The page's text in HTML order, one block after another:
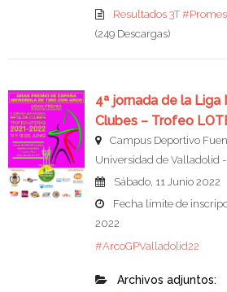
Resultados 3T
(249 Descargas)
4ª jornada de la Liga
Clubes – Trofeo
Campus Deportivo
Universidad de Valladolid
Sábado, 11 Junio
Fecha límite de
2022
#ArcoGPValladolid22
Archivos adjuntos: